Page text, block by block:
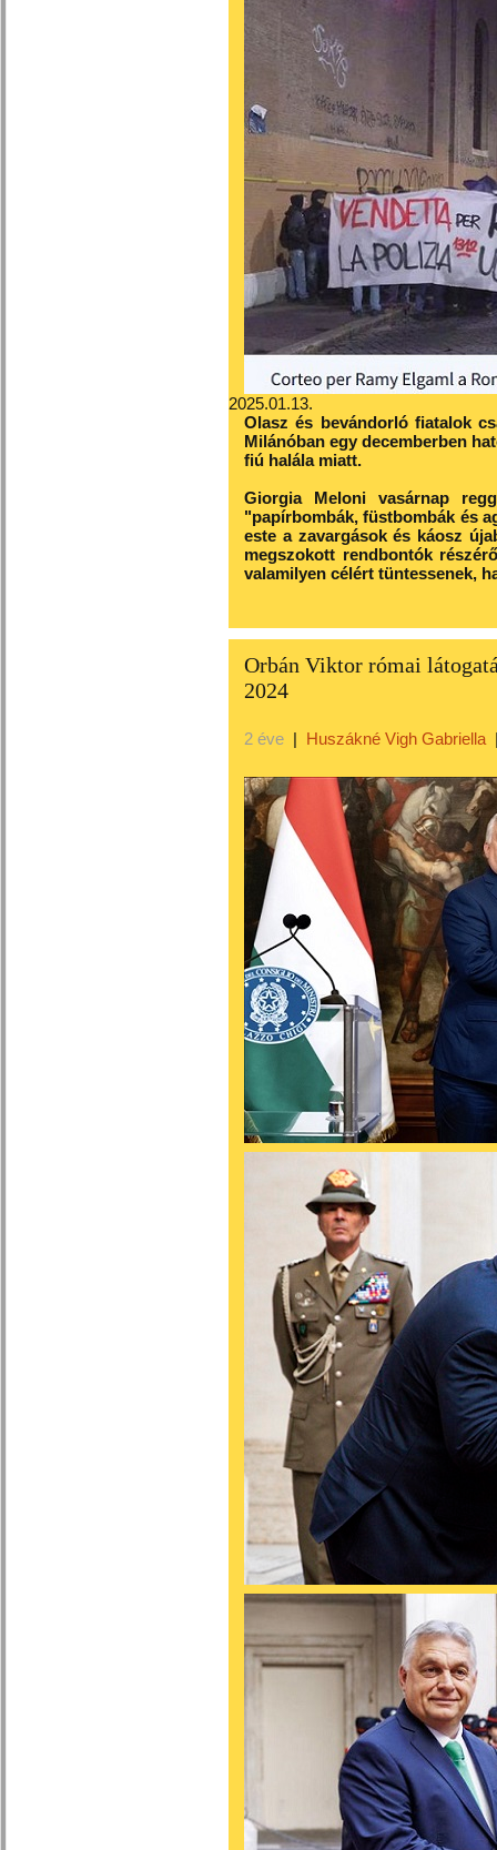
2025.01.13.
Olasz és bevándorló fiatalok
Milánóban egy decemberben
fiú halála miatt.
Giorgia Meloni vasárnap
"papírbombák, füstbombák és
este a zavargások és káosz
megszokott rendbontók
valamilyen célért tüntessenek,
Orbán Viktor római
2024
2 éve | Huszákné Vigh Gabriella